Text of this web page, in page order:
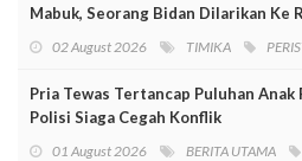
Mabuk, Seorang Bidan Dilarikan Ke
02 August 2026 TIMIKA
Pria Tewas Tertancap Puluhan Anak
Polisi Siaga Cegah Konflik
01 August 2026 BERITA UTAMA